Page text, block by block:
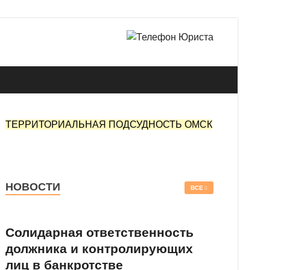
в Омске.
ТЕРРИТОРИАЛЬНАЯ ПОДСУДНОСТЬ ОМСК
НОВОСТИ ВСЕ
Солидарная ответственность
должника и контролирующих
лиц в банкротстве